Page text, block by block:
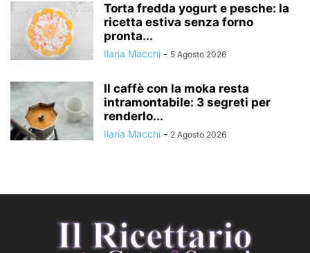
Torta fredda yogurt e pesche: la
ricetta estiva senza forno
pronta...
Ilaria Macchi - 5 Agosto 2026
Il caffè con la moka resta
intramontabile: 3 segreti per
renderlo...
Ilaria Macchi - 2 Agosto 2026